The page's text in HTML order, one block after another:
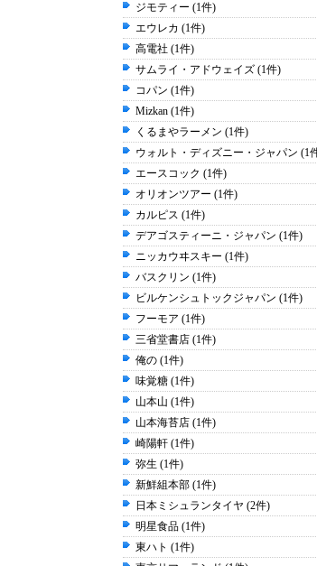
ジモティー (1件)
エウレカ (1件)
高電社 (1件)
サムライ・アドウェイズ (1件)
コパン (1件)
Mizkan (1件)
くるまやラーメン (1件)
ウォルト・ディズニー・ジャパン (1
エースコック (1件)
オリオンツアー (1件)
カルピス (1件)
デアゴスティーニ・ジャパン (1件)
ニッカウヰスキー (1件)
バスクリン (1件)
ビルケンシュトックジャパン (1件)
フーモア (1件)
三省堂書店 (1件)
俺の (1件)
味覚糖 (1件)
山本山 (1件)
山本海苔店 (1件)
崎陽軒 (1件)
弥生 (1件)
新鮮組本部 (1件)
日本ミシュランタイヤ (2件)
明星食品 (1件)
東ハト (1件)